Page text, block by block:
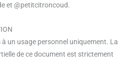
et @petitcitroncoud.
un usage personnel uniquement. La
de ce document est strictement